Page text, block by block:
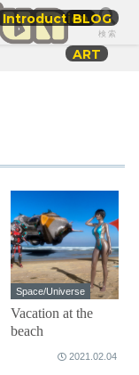
IntroductionBLOG
ART
Space/Universe
Vacation at the
beach
2021.02.04
検索